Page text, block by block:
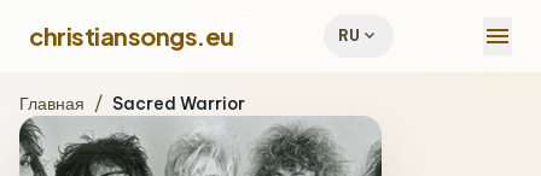
christiansongs.eu RU expand_more menu
Главная / Sacred Warrior